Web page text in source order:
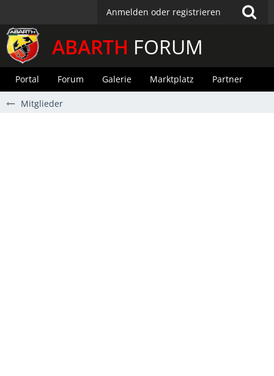
Anmelden oder registrieren
ABARTH FORUM
Portal Forum Galerie Marktplatz Partner
Mitglieder